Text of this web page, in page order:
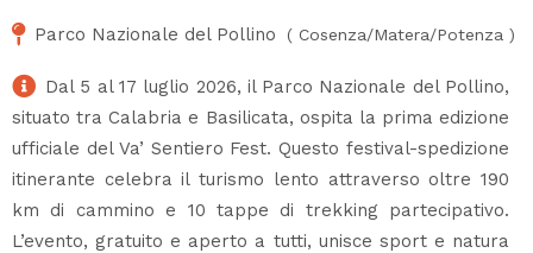
Parco Nazionale del Pollino ( Cosenza/Matera/Potenza )
Dal 5 al 17 luglio 2026, il Parco Nazionale del Pollino,
situato tra Calabria e Basilicata, ospita la prima edizione
ufficiale del Va’ Sentiero Fest. Questo festival-spedizione
itinerante celebra il turismo lento attraverso oltre 190
km di cammino e 10 tappe di trekking partecipativo.
L’evento, gratuito e aperto a tutti, unisce sport e natura